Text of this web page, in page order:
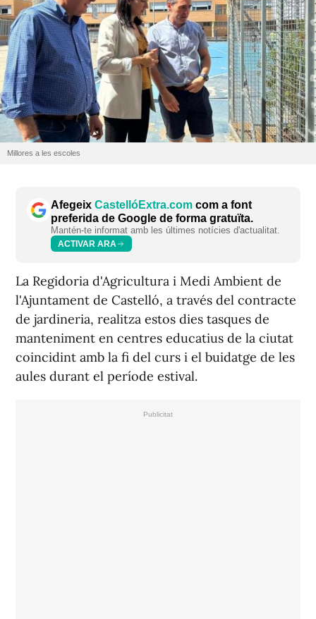
Millores a les escoles
Afegeix CastellóExtra.com com a font
preferida de Google de forma gratuïta.
Mantén-te informat amb les últimes notícies d'actualitat.
ACTIVAR ARA
La Regidoria d'Agricultura i Medi Ambient de
l'Ajuntament de Castelló, a través del contracte
de jardineria, realitza estos dies tasques de
manteniment en centres educatius de la ciutat
coincidint amb la fi del curs i el buidatge de les
aules durant el període estival.